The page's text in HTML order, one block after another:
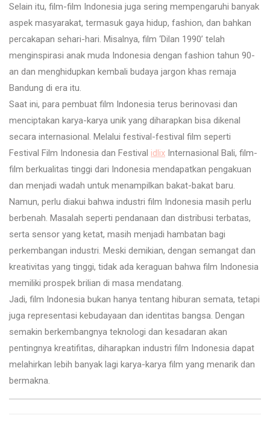
Selain itu, film-film Indonesia juga sering mempengaruhi banyak
aspek masyarakat, termasuk gaya hidup, fashion, dan bahkan
percakapan sehari-hari. Misalnya, film ‘Dilan 1990’ telah
menginspirasi anak muda Indonesia dengan fashion tahun 90-
an dan menghidupkan kembali budaya jargon khas remaja
Bandung di era itu.
Saat ini, para pembuat film Indonesia terus berinovasi dan
menciptakan karya-karya unik yang diharapkan bisa dikenal
secara internasional. Melalui festival-festival film seperti
Festival Film Indonesia dan Festival idlix Internasional Bali, film-
film berkualitas tinggi dari Indonesia mendapatkan pengakuan
dan menjadi wadah untuk menampilkan bakat-bakat baru.
Namun, perlu diakui bahwa industri film Indonesia masih perlu
berbenah. Masalah seperti pendanaan dan distribusi terbatas,
serta sensor yang ketat, masih menjadi hambatan bagi
perkembangan industri. Meski demikian, dengan semangat dan
kreativitas yang tinggi, tidak ada keraguan bahwa film Indonesia
memiliki prospek brilian di masa mendatang.
Jadi, film Indonesia bukan hanya tentang hiburan semata, tetapi
juga representasi kebudayaan dan identitas bangsa. Dengan
semakin berkembangnya teknologi dan kesadaran akan
pentingnya kreatifitas, diharapkan industri film Indonesia dapat
melahirkan lebih banyak lagi karya-karya film yang menarik dan
bermakna.